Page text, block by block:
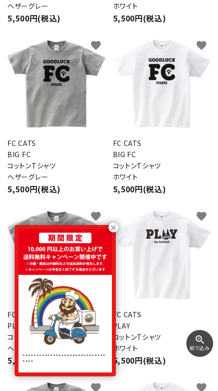
ヘザーグレー
5,500円(税込)
ホワイト
5,500円(税込)
FC CATS
BIG FC
コットンTシャツ
ヘザーグレー
5,500円(税込)
favorite
FC CATS
BIG FC
コットンTシャツ
ホワイト
5,500円(税込)
favorite
FC CATS
PLAY
コットンTシャツ
ヘザーグレー
5,500円(税込)
favorite
FC CATS
PLAY
コットンTシャツ
ホワイト
5,500円(税込)
favorite
favorite favorite
zoom_in
絞り込み
------------------------------
----